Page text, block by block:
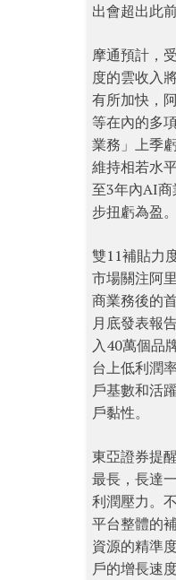
出會超出此
摩通預計，
度的雲收入
有所加快，
等在內的多
業務」上季
維持相若水
至3年內AI
步扭虧為盈。
雙11補貼力
市場關注阿
商業務後的
月底發表報
入40萬個品
台上低利潤
戶基數和活
戶黏性。
東亞證券提
最長，長達
利潤壓力。
平台整體的
資源的精準
戶的增長速